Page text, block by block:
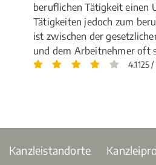
beruflichen Tätigkeit einen
Tätigkeiten jedoch zum
ist zwischen der
und dem Arbeitnehmer oft
4.1125 /
Kanzleistandorte